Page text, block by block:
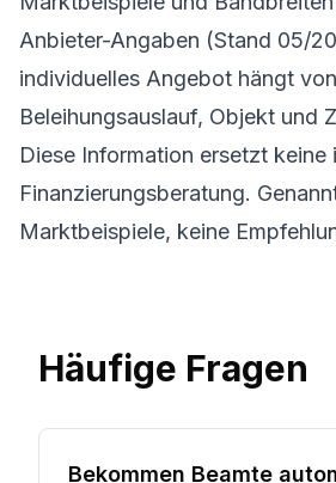
Anbieter-Angaben (Stand 05/
individuelles Angebot hängt
Beleihungsauslauf, Objekt und
Diese Information ersetzt keine
Finanzierungsberatung.
Marktbeispiele, keine
Häufige Fragen
Bekommen Beamte